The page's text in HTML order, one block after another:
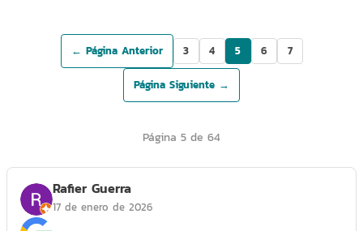
← Página Anterior 3 4 5 6 7
Página Siguiente →
Página 5 de 64
Rafier Guerra
17 de enero de 2026